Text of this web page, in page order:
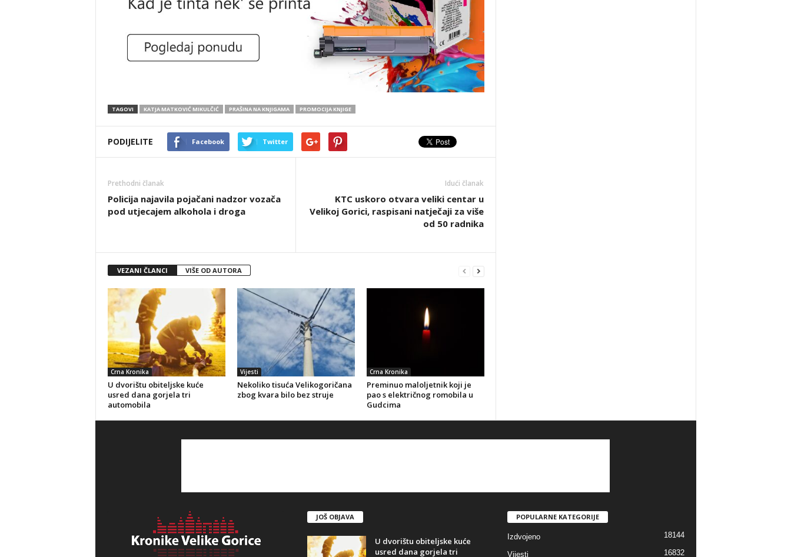
TAGOVI KATJA MATKOVIĆ MIKULČIĆ PRAŠINA NA KNJIGAMA PROMOCIJA KNJIGE
PODIJELITE Facebook Twitter
Prethodni članak
Policija najavila pojačani nadzor vozača
pod utjecajem alkohola i droga
Idući članak
KTC uskoro otvara veliki centar u
Velikoj Gorici, raspisani natječaji za više
od 50 radnika
VEZANI ČLANCI VIŠE OD AUTORA
Crna Kronika
U dvorištu obiteljske kuće
usred dana gorjela tri
automobila
Vijesti
Nekoliko tisuća Velikogoričana
zbog kvara bilo bez struje
Crna Kronika
Preminuo maloljetnik koji je
pao s električnog romobila u
Gudcima
JOŠ OBJAVA
U dvorištu obiteljske kuće
usred dana gorjela tri
POPULARNE KATEGORIJE
Izdvojeno 18144
Vijesti 16832